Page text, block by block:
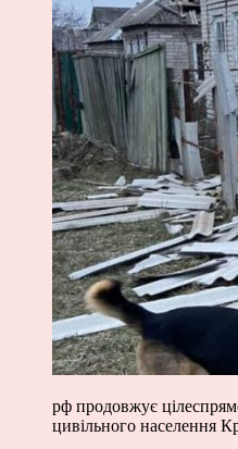
рф продовжує
цивільного населення